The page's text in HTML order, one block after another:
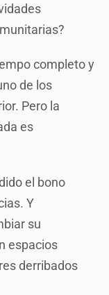
completo y
de los
Pero la
es
el bono
Y
su
espacios
derribados